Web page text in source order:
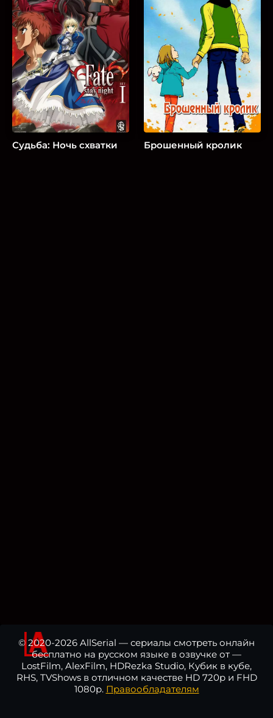
Судьба: Ночь схватки Брошенный кролик
© 2020-2026 AllSerial — сериалы смотреть онлайн
бесплатно на русском языке в озвучке от —
LostFilm, AlexFilm, HDRezka Studio, Кубик в кубе,
RHS, TVShows в отличном качестве HD 720p и FHD
1080p. Правообладателям